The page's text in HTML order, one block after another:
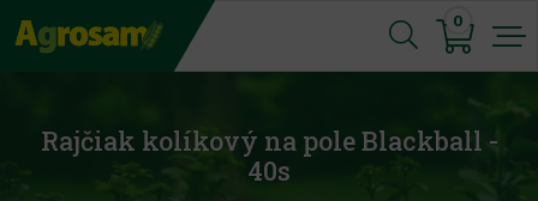
Jump
to
0
Rajčiak kolíkový na pole Blackball -
40s